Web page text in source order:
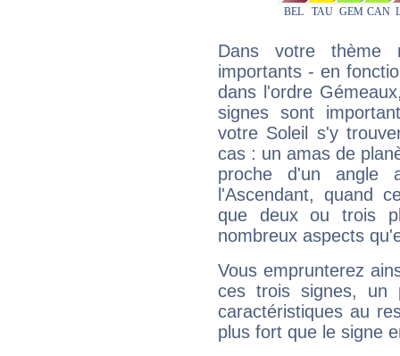
Dans votre thème
importants - en
dans l'ordre
signes sont
votre Soleil s'y
cas : un amas de
proche d'un
l'Ascendant, quand
que deux ou trois
nombreux aspects
Vous emprunterez
ces trois signes, un
caractéristiques au
plus fort que le signe